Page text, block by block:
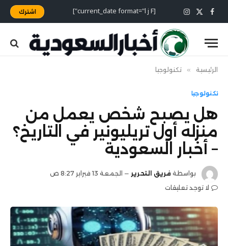
فيسبوك
X
(Twitter)
الانستغرام [current_date format="l j F"] اشترك
الرئيسية » تكنولوجيا
تكنولوجيا
هل يصبح شخص يعمل من
منزله أول تريليونير في التاريخ؟
– أخبار السعودية
بواسطة فريق التحرير
الجمعة 13 فبراير 8:27 ص
لا توجد تعليقات